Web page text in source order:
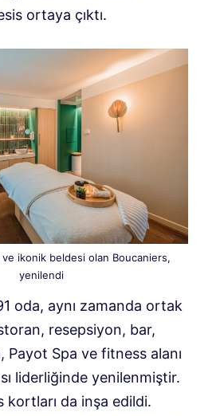
ortaya çıktı.
ve ikonik beldesi olan Boucaniers,
yenilendi
oda, aynı zamanda ortak
resepsiyon, bar,
Spa ve fitness alanı
liderliğinde yenilenmiştir.
kortları da inşa edildi.